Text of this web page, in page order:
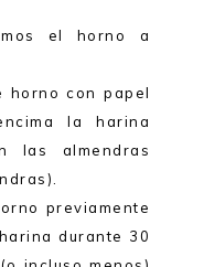
el horno a
horno con papel
la harina
las almendras
previamente
durante 30